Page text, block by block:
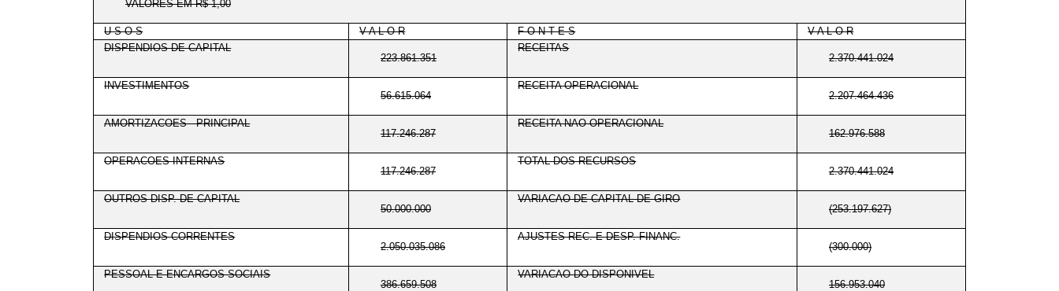
VALORES EM R$ 1,00
U S O S V A L O R F O N T E S
V A L O R
DISPENDIOS DE CAPITAL
223.861.351
RECEITAS
2.370.441.024
INVESTIMENTOS
56.615.064
RECEITA OPERACIONAL
2.207.464.436
AMORTIZACOES - PRINCIPAL
117.246.287
RECEITA NAO OPERACIONAL
162.976.588
OPERACOES INTERNAS
117.246.287
TOTAL DOS RECURSOS
2.370.441.024
OUTROS DISP. DE CAPITAL
50.000.000
VARIACAO DE CAPITAL DE GIRO
(253.197.627)
DISPENDIOS CORRENTES
2.050.035.086
AJUSTES REC. E DESP. FINANC.
(300.000)
PESSOAL E ENCARGOS SOCIAIS
386.659.508
VARIACAO DO DISPONIVEL
156.953.040